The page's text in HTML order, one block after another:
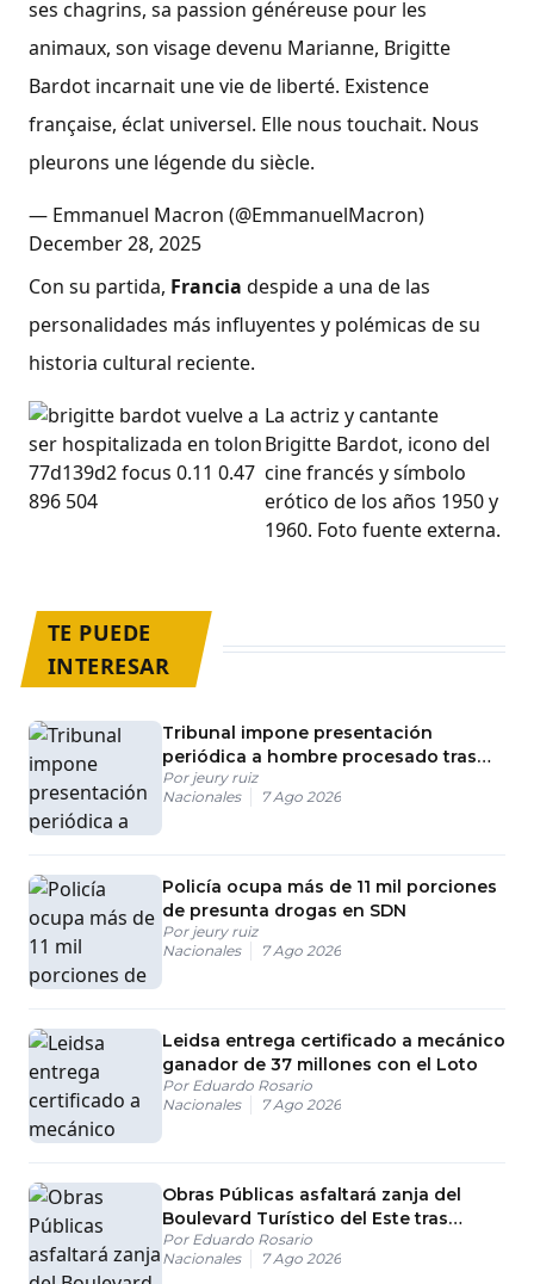
ses chagrins, sa passion généreuse pour les
animaux, son visage devenu Marianne, Brigitte
Bardot incarnait une vie de liberté. Existence
française, éclat universel. Elle nous touchait. Nous
pleurons une légende du siècle.
— Emmanuel Macron (@EmmanuelMacron)
December 28, 2025
Con su partida, Francia despide a una de las
personalidades más influyentes y polémicas de su
historia cultural reciente.
La actriz y cantante
Brigitte Bardot, icono del
cine francés y símbolo
erótico de los años 1950 y
1960. Foto fuente externa.
TE PUEDE
INTERESAR
Tribunal impone presentación
periódica a hombre procesado tras
incendio en tienda de SDE
Por jeury ruiz
Nacionales
7 Ago 2026
Policía ocupa más de 11 mil porciones
de presunta drogas en SDN
Por jeury ruiz
Nacionales
7 Ago 2026
Leidsa entrega certificado a mecánico
ganador de 37 millones con el Loto
Por Eduardo Rosario
Nacionales
7 Ago 2026
Obras Públicas asfaltará zanja del
Boulevard Turístico del Este tras
gestión del Intrant
Por Eduardo Rosario
Nacionales
7 Ago 2026